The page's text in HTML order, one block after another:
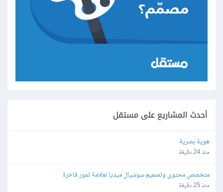
أحدث المشاريع على مستقل
هوية بصرية
منذ 24 دقيقة
متخصص محتوى وتصميم سوشيال ميديا لعلامة تمور فاخرة
منذ 25 دقيقة